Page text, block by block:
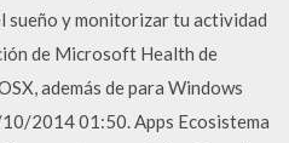
sueño y monitorizar tu actividad
de Microsoft Health de
además de para Windows
2014 01:50. Apps Ecosistema